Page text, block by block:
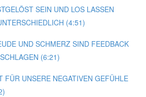
SEIN UND LOS LASSEN
(4:51)
UND SCHMERZ SIND FEEDBACK
(6:21)
FÜR UNSERE NEGATIVEN GEFÜHLE